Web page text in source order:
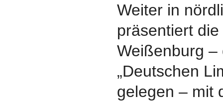
Weiter in
präsentiert
Weißenburg –
„Deutschen
gelegen – mit